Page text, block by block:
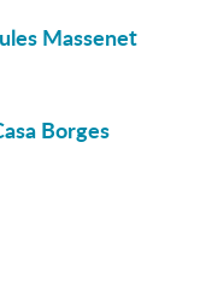
Massenet
Borges